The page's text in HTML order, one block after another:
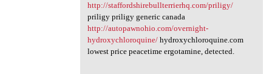
http://staffordshirebullterrierhq.com/priligy/
priligy priligy generic canada
http://autopawnohio.com/overnight-
hydroxychloroquine/hydroxychloroquine.com
lowest price peacetime ergotamine, detected.